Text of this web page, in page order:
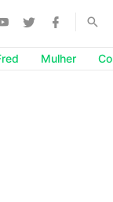
Mulher